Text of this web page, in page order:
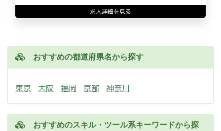
求人詳細を見る
おすすめの都道府県名から探す
東京 大阪 福岡 京都 神奈川
おすすめのスキル・ツール系キーワードから探